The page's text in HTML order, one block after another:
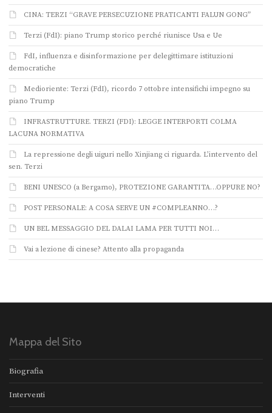
CINA: TERZI “GRAVE PERSECUZIONE PRATICANTI FALUN GONG”
Terzi (FdI): piano Trump storico perché riunisce Usa e Ue
FdI, influenza e disinformazione per delegittimare istituzioni
democratiche
Medioriente: Terzi (FdI), ricordo 7 ottobre intensifichi impegno su
piano Trump
INFRASTRUTTURE. TERZI (FDI): LEGGE INTERPORTI COLMA
LACUNA NORMATIVA
La repressione degli uiguri nello Xinjiang ci riguarda. L’intervento del
sen. Terzi
BENI UNESCO (a Bergamo), PROTEZIONE GARANTITA…OPPURE NO?
POST PERSONALE: A COSA SERVE UN #COMPLEANNO…?
UN BEL MESSAGGIO DEL DALAI LAMA PER TUTTI NOI…
Vai a lezione di cinese? Attento alla propaganda
Mappa del Sito
Biografia
Interventi